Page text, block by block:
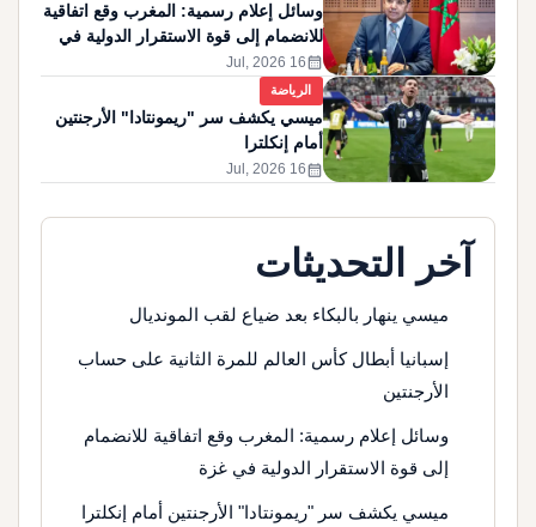
وسائل إعلام رسمية: المغرب وقع اتفاقية
للانضمام إلى قوة الاستقرار الدولية في
غزة
calendar_month
16 Jul, 2026
الرياضة
ميسي يكشف سر "ريمونتادا" الأرجنتين
أمام إنكلترا
calendar_month
16 Jul, 2026
آخر التحديثات
ميسي ينهار بالبكاء بعد ضياع لقب المونديال
إسبانيا أبطال كأس العالم للمرة الثانية على حساب
الأرجنتين
وسائل إعلام رسمية: المغرب وقع اتفاقية للانضمام
إلى قوة الاستقرار الدولية في غزة
ميسي يكشف سر "ريمونتادا" الأرجنتين أمام إنكلترا